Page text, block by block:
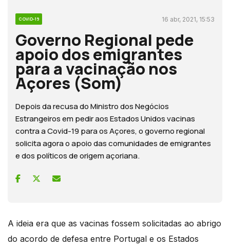
COVID-19 16 abr, 2021, 15:53
Governo Regional pede
apoio dos emigrantes
para a vacinação nos
Açores (Som)
Depois da recusa do Ministro dos Negócios
Estrangeiros em pedir aos Estados Unidos vacinas
contra a Covid-19 para os Açores, o governo regional
solicita agora o apoio das comunidades de emigrantes
e dos políticos de origem açoriana.
A ideia era que as vacinas fossem solicitadas ao abrigo
do acordo de defesa entre Portugal e os Estados